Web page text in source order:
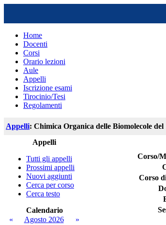
Home
Docenti
Corsi
Orario lezioni
Aule
Appelli
Iscrizione esami
Tirocinio/Tesi
Regolamenti
Appelli: Chimica Organica delle Biomolecole del
Appelli
Tutti gli appelli
Prossimi appelli
Nuovi aggiunti
Cerca per corso
Cerca testo
Calendario
«
Agosto 2026
»
Corso/
Corso